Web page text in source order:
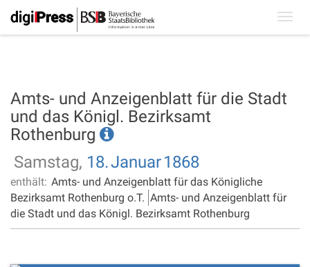
Amts- und Anzeigenblatt für die Stadt
und das Königl. Bezirksamt
Rothenburg
Samstag, 18.Januar1868
enthält: Amts- und Anzeigenblatt für das Königliche
Bezirksamt Rothenburg o.T. Amts- und Anzeigenblatt für
die Stadt und das Königl. Bezirksamt Rothenburg